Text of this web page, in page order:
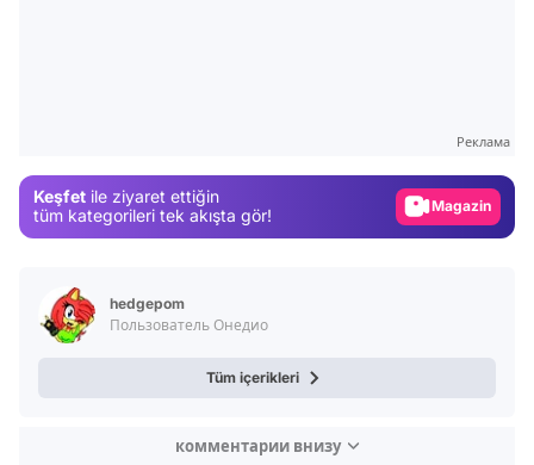
Реклама
Keşfet ile ziyaret ettiğin
tüm kategorileri tek akışta gör!
Video
hedgepom
Пользователь Онедио
Tüm içerikleri
комментарии внизу